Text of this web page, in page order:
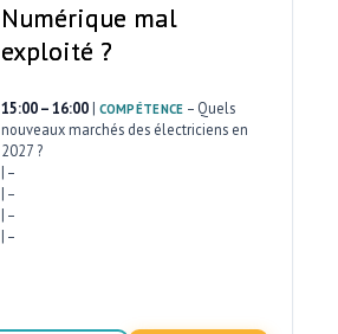
Numérique mal
exploité ?
15:00 – 16:00| COMPÉTENCE – Quels
nouveaux marchés des électriciens en
2027 ?
| –
| –
| –
| –